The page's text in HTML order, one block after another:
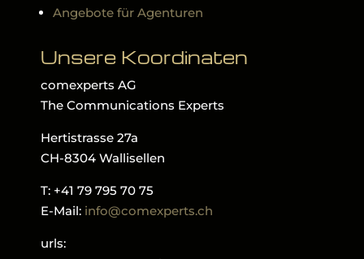
Angebote für Agenturen
Unsere Koordinaten
comexperts AG
The Communications Experts
Hertistrasse 27a
CH-8304 Wallisellen
T: +41 79 795 70 75
E-Mail: info@comexperts.ch
urls: